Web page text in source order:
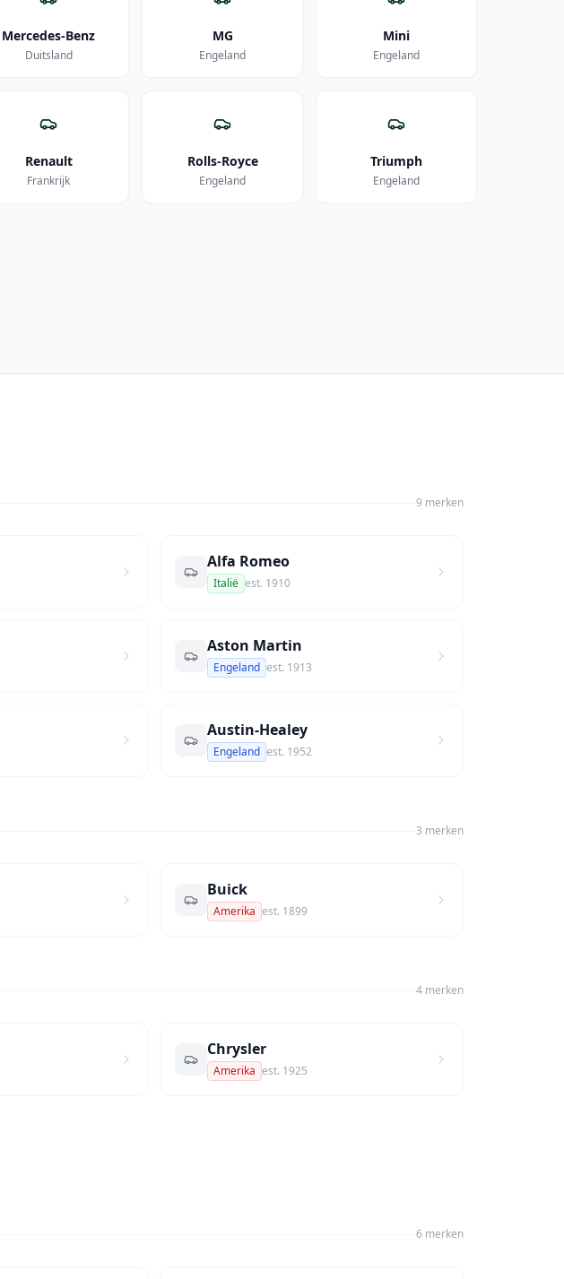
Mercedes-Benz
Duitsland
MG
Engeland
Mini
Engeland
Renault
Frankrijk
Rolls-Royce
Engeland
Triumph
Engeland
9 merken
Alfa Romeo
Italië est. 1910
Aston Martin
Engeland est. 1913
Austin-Healey
Engeland est. 1952
3 merken
Buick
Amerika est. 1899
4 merken
Chrysler
Amerika est. 1925
6 merken